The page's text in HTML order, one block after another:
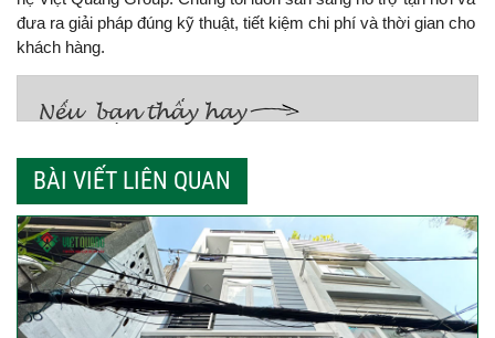
đưa ra giải pháp đúng kỹ thuật, tiết kiệm chi phí và thời gian cho
khách hàng.
BÀI VIẾT LIÊN QUAN